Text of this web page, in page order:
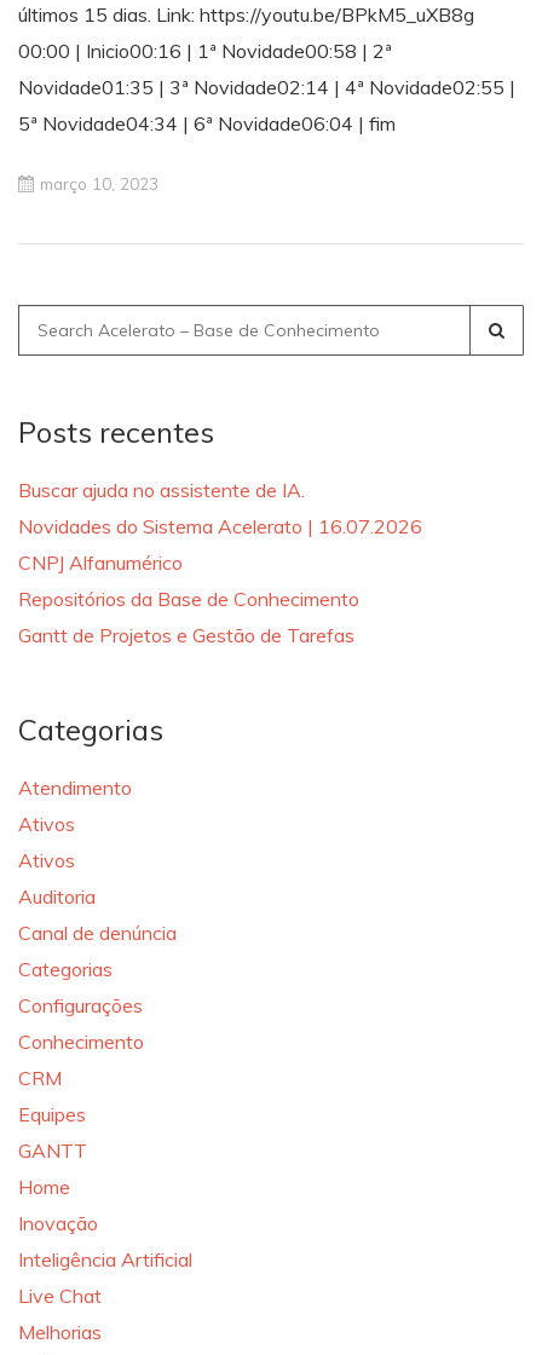
últimos 15 dias. Link: https://youtu.be/BPkM5_uXB8g
00:00 | Inicio00:16 | 1ª Novidade00:58 | 2ª
Novidade01:35 | 3ª Novidade02:14 | 4ª Novidade02:55 |
5ª Novidade04:34 | 6ª Novidade06:04 | fim
março 10, 2023
Search
for:
Posts recentes
Buscar ajuda no assistente de IA.
Novidades do Sistema Acelerato | 16.07.2026
CNPJ Alfanumérico
Repositórios da Base de Conhecimento
Gantt de Projetos e Gestão de Tarefas
Categorias
Atendimento
Ativos
Ativos
Auditoria
Canal de denúncia
Categorias
Configurações
Conhecimento
CRM
Equipes
GANTT
Home
Inovação
Inteligência Artificial
Live Chat
Melhorias